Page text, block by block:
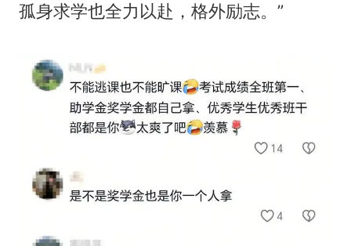
孤身求学也全力以赴，格外励志。”